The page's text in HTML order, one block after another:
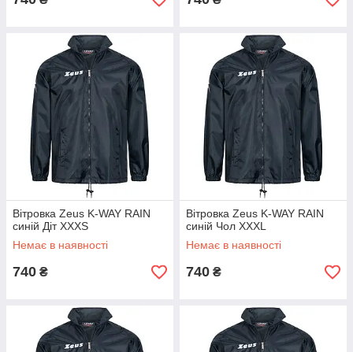
Вітровка Zeus K-WAY RAIN
синій Діт XXXS
Немає в наявності
740 ₴
Вітровка Zeus K-WAY RAIN
синій Чол XXXL
Немає в наявності
740 ₴